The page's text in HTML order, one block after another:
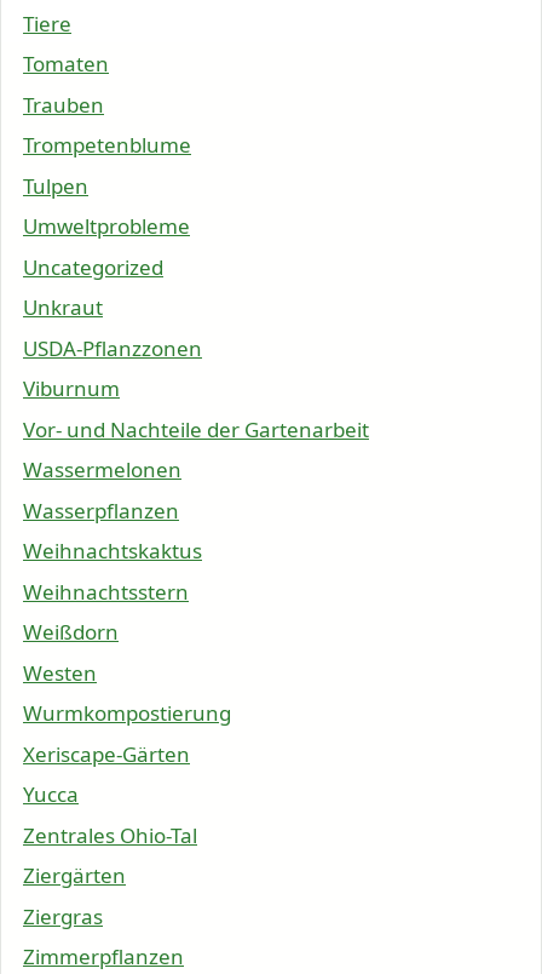
Tiere
Tomaten
Trauben
Trompetenblume
Tulpen
Umweltprobleme
Uncategorized
Unkraut
USDA-Pflanzzonen
Viburnum
Vor- und Nachteile der Gartenarbeit
Wassermelonen
Wasserpflanzen
Weihnachtskaktus
Weihnachtsstern
Weißdorn
Westen
Wurmkompostierung
Xeriscape-Gärten
Yucca
Zentrales Ohio-Tal
Ziergärten
Ziergras
Zimmerpflanzen